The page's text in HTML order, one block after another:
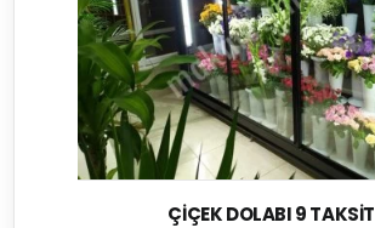
ÇIÇEK DOLABI 9 TAKSIT